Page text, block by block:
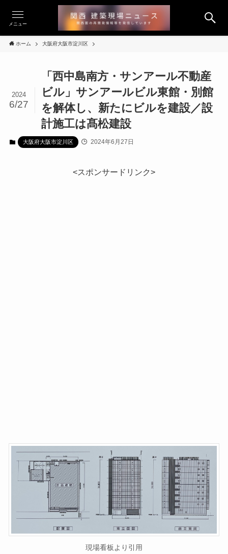
メニュー
ホーム 大阪府大阪市淀川区
「西中島南方・サンアール不動産
ビル」サンアールビル東館・別館
を解体し、新たにビルを建設／設
計施工は髙松建設
2024
6/27
大阪府大阪市淀川区 2024年6月27日
<スポンサードリンク>
現場看板より引用